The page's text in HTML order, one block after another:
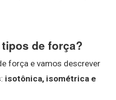
de força?
força e vamos descrever
isotônica, isométrica e